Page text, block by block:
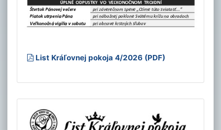
List Kráľovnej pokoja 4/2026 (PDF)